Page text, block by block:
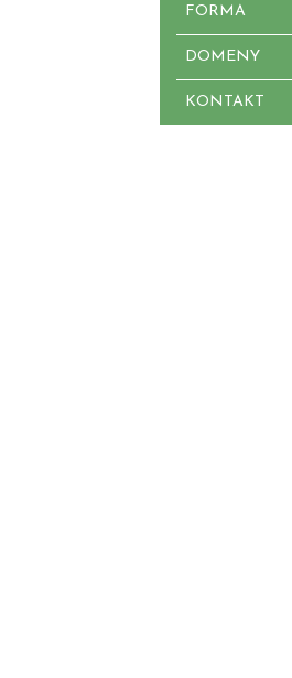
FORMA
DOMENY
KONTAKT